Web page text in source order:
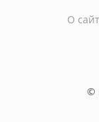
О
©